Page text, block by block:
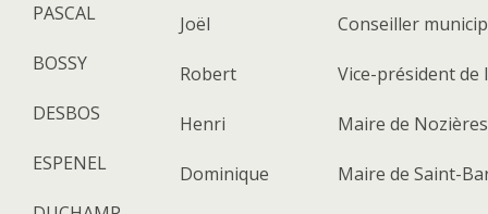
PASCAL
Joël
Conseiller
BOSSY
Robert
Vice-président de
DESBOS
Henri
Maire de Nozières
ESPENEL
Dominique
Maire de Saint-